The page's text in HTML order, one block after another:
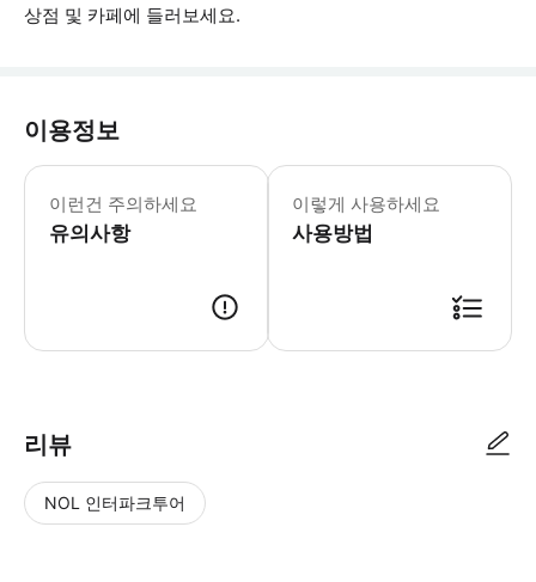
상점 및 카페에 들러보세요.
이용정보
이런건 주의하세요
유의사항
어린이 규정: -만 3세 및 그 미만의 어
이렇게 사용하세요
사용방법
리뷰
NOL 인터파크투어